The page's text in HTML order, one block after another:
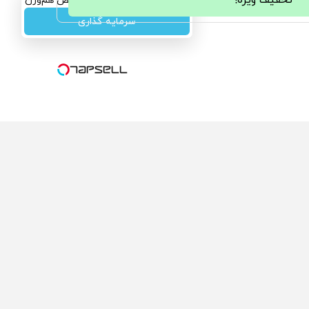
سرمایه گذاری